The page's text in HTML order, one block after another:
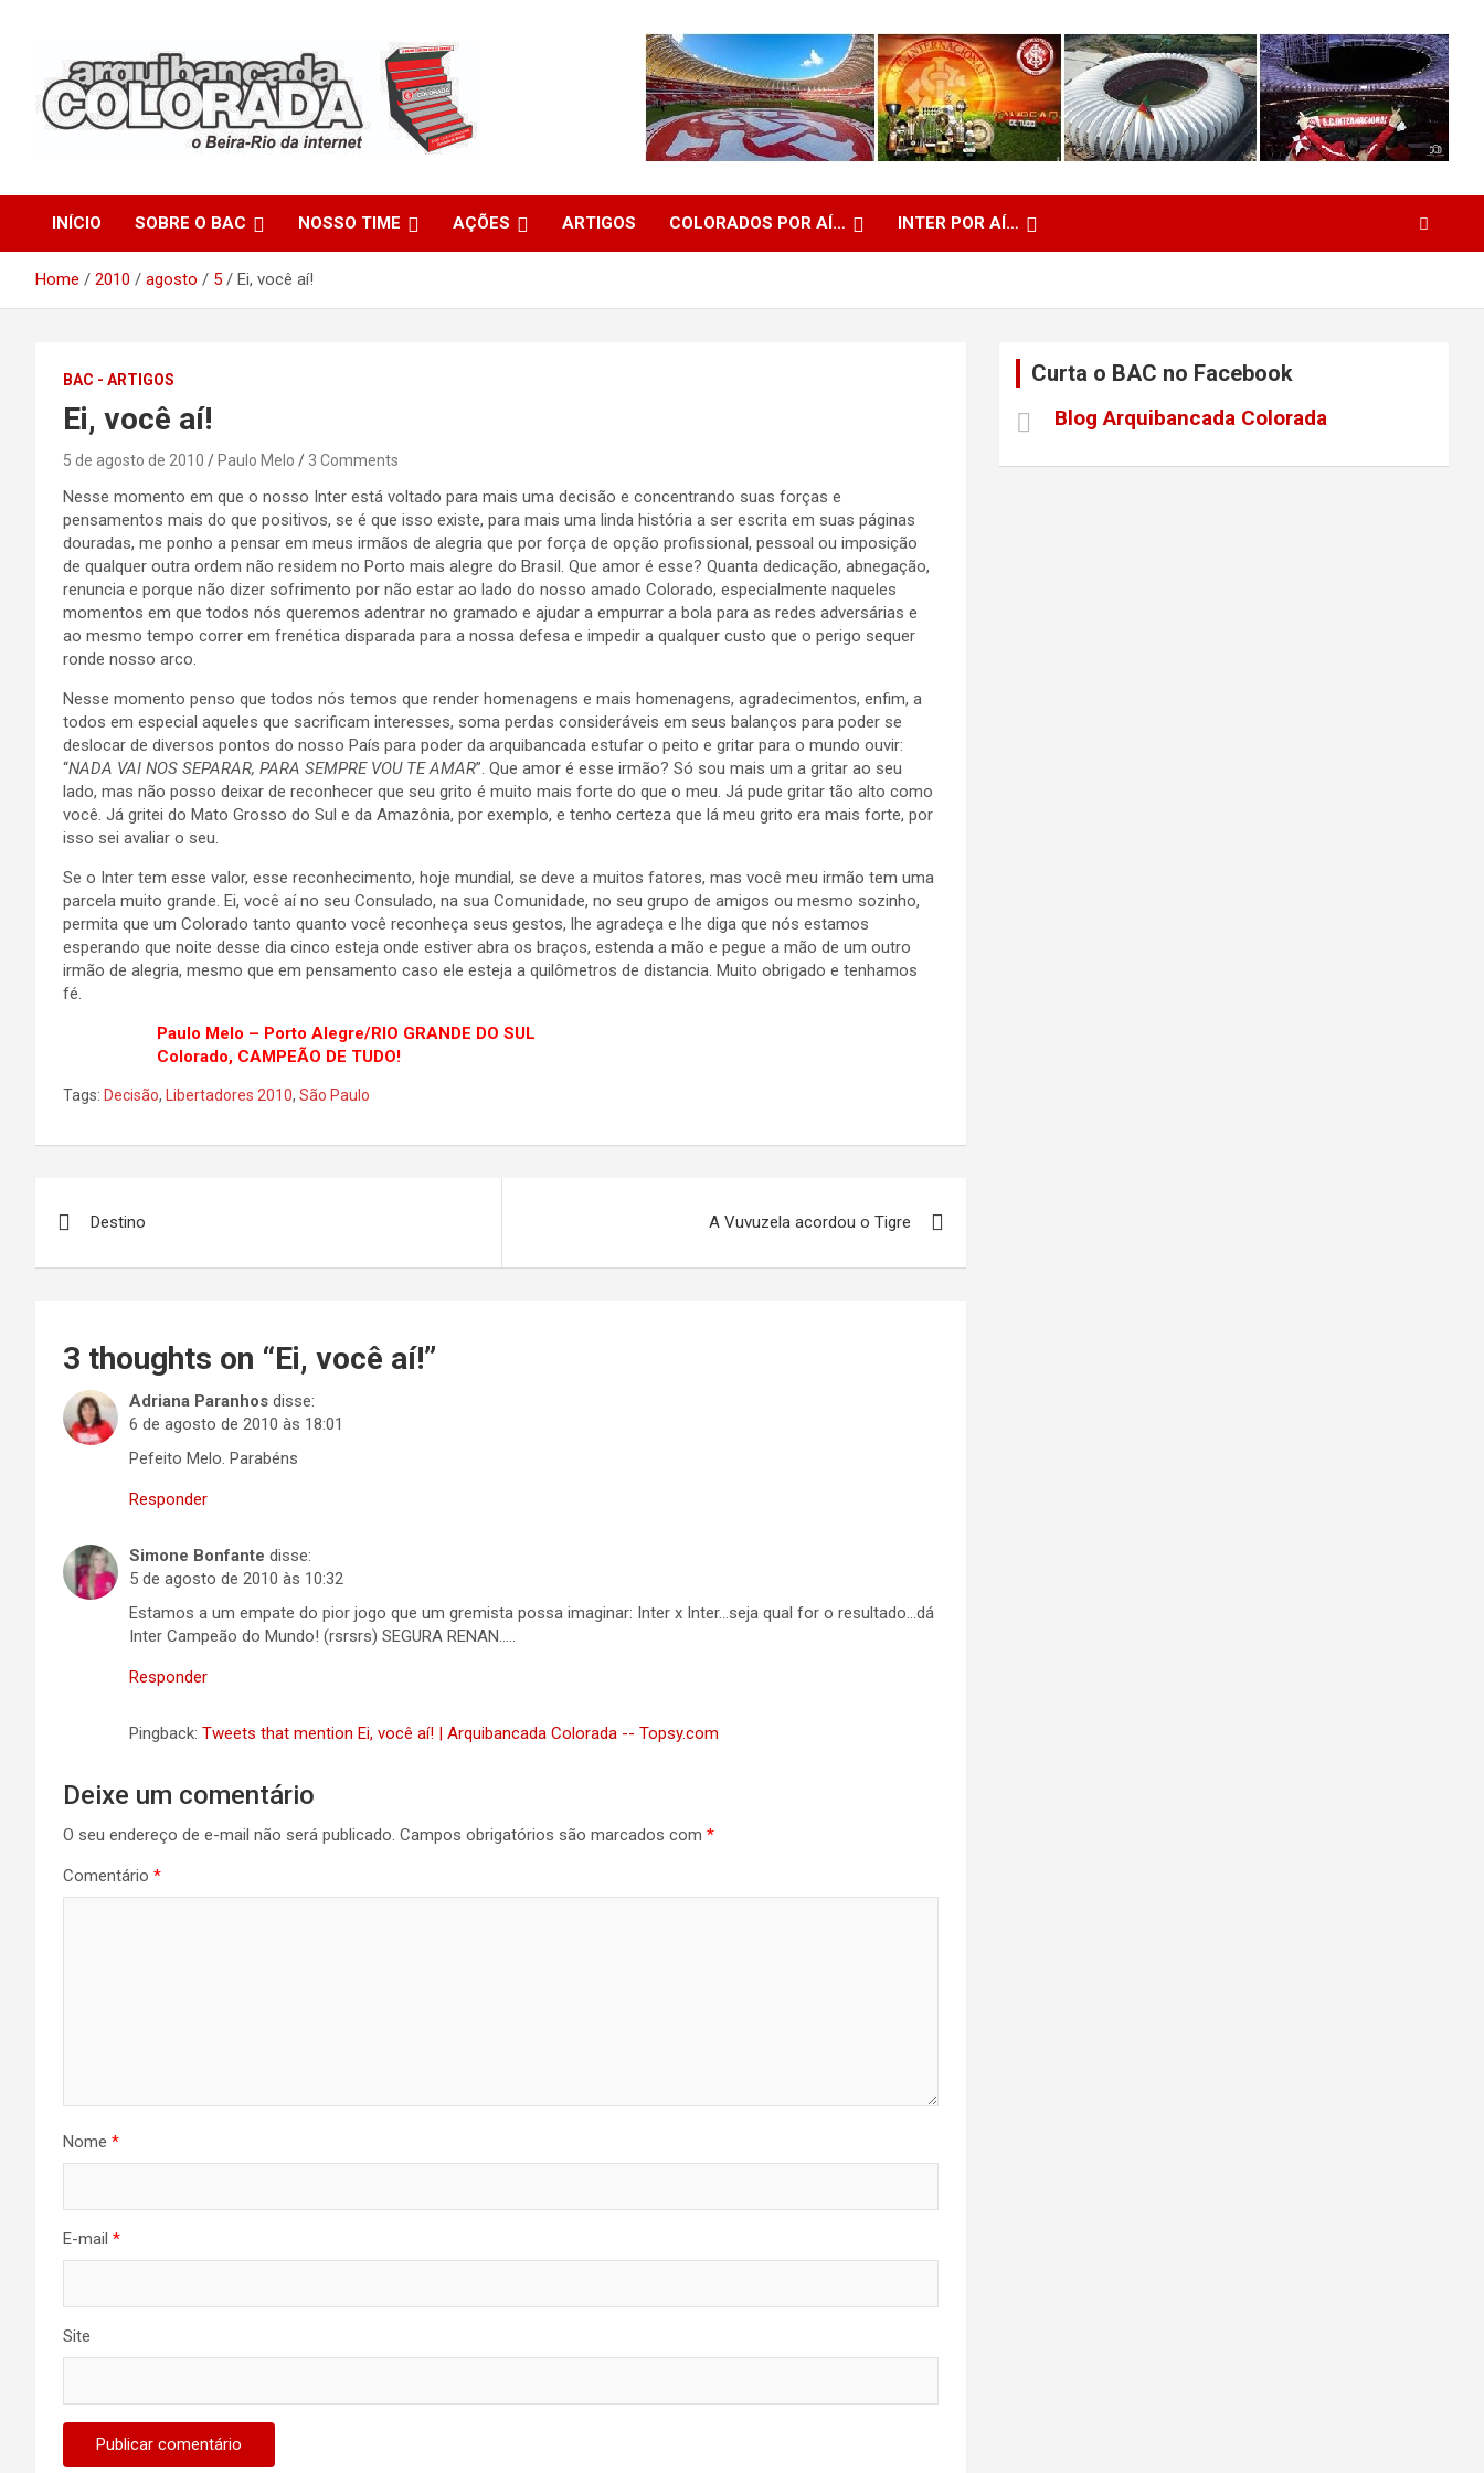
Arquibancada Colorada
INÍCIO SOBRE O BAC NOSSO TIME AÇÕES ARTIGOS COLORADOS POR AÍ… INTER POR AÍ…
Home 2010 agosto 5 Ei, você aí!
BAC - ARTIGOS
Ei, você aí!
5 de agosto de 2010 Paulo Melo 3 Comments
Nesse momento em que o nosso Inter está voltado para mais uma decisão e concentrando suas forças e
pensamentos mais do que positivos, se é que isso existe, para mais uma linda história a ser escrita em suas páginas
douradas, me ponho a pensar em meus irmãos de alegria que por força de opção profissional, pessoal ou imposição
de qualquer outra ordem não residem no Porto mais alegre do Brasil. Que amor é esse? Quanta dedicação, abnegação,
renuncia e porque não dizer sofrimento por não estar ao lado do nosso amado Colorado, especialmente naqueles
momentos em que todos nós queremos adentrar no gramado e ajudar a empurrar a bola para as redes adversárias e
ao mesmo tempo correr em frenética disparada para a nossa defesa e impedir a qualquer custo que o perigo sequer
ronde nosso arco.
Nesse momento penso que todos nós temos que render homenagens e mais homenagens, agradecimentos, enfim, a
todos em especial aqueles que sacrificam interesses, soma perdas consideráveis em seus balanços para poder se
deslocar de diversos pontos do nosso País para poder da arquibancada estufar o peito e gritar para o mundo ouvir:
“NADA VAI NOS SEPARAR, PARA SEMPRE VOU TE AMAR”. Que amor é esse irmão? Só sou mais um a gritar ao seu
lado, mas não posso deixar de reconhecer que seu grito é muito mais forte do que o meu. Já pude gritar tão alto como
você. Já gritei do Mato Grosso do Sul e da Amazônia, por exemplo, e tenho certeza que lá meu grito era mais forte, por
isso sei avaliar o seu.
Se o Inter tem esse valor, esse reconhecimento, hoje mundial, se deve a muitos fatores, mas você meu irmão tem uma
parcela muito grande. Ei, você aí no seu Consulado, na sua Comunidade, no seu grupo de amigos ou mesmo sozinho,
permita que um Colorado tanto quanto você reconheça seus gestos, lhe agradeça e lhe diga que nós estamos
esperando que noite desse dia cinco esteja onde estiver abra os braços, estenda a mão e pegue a mão de um outro
irmão de alegria, mesmo que em pensamento caso ele esteja a quilômetros de distancia. Muito obrigado e tenhamos
fé.
Paulo Melo – Porto Alegre/RIO GRANDE DO SUL
Colorado, CAMPEÃO DE TUDO!
Tags: Decisão, Libertadores 2010, São Paulo
de
Destino A Vuvuzela acordou o Tigre
3 thoughts on “Ei, você aí!”
Adriana Paranhos disse:
6 de agosto de 2010 às 18:01
Pefeito Melo. Parabéns
Responder
Simone Bonfante disse:
5 de agosto de 2010 às 10:32
Estamos a um empate do pior jogo que um gremista possa imaginar: Inter x Inter…seja qual for o resultado…dá
Inter Campeão do Mundo! (rsrsrs) SEGURA RENAN…..
Responder
Pingback: Tweets that mention Ei, você aí! | Arquibancada Colorada -- Topsy.com
Deixe um comentário
O seu endereço de e-mail não será publicado. Campos obrigatórios são marcados com *
Comentário *
Nome *
E-mail *
Site
Curta o BAC no Facebook
Blog Arquibancada Colorada